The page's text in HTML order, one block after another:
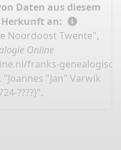
Daten aus diesem
an:
Noordoost Twente",
Online
franks-
"Jan" Varwik
????)".